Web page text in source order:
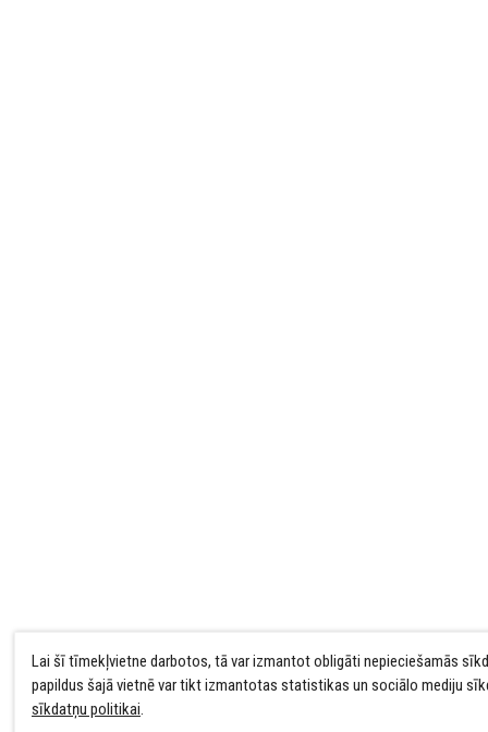
Lai šī tīmekļvietne darbotos, tā var izmantot obligāti nepieciešamās
papildus šajā vietnē var tikt izmantotas statistikas un sociālo mediju
sīkdatņu politikai